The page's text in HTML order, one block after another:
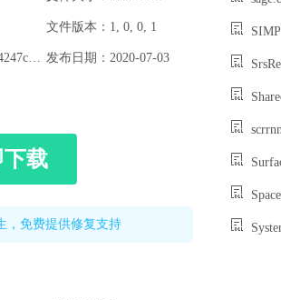
文件版本：1, 0, 0, 1
发布日期：2020-07-03
载
，免费提供修复支持